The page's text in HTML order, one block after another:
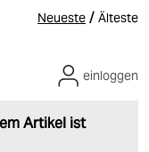
Neueste / Älteste
Artikel ist
einloggen